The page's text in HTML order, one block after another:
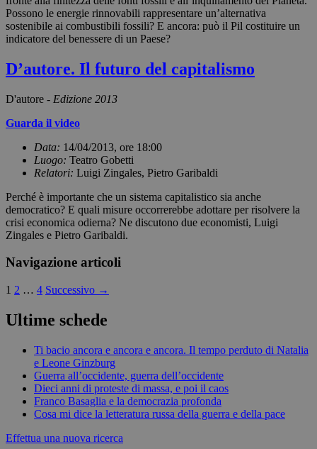
Possono le energie rinnovabili rappresentare un’alternativa
sostenibile ai combustibili fossili? E ancora: può il Pil costituire un
indicatore del benessere di un Paese?
D’autore. Il futuro del capitalismo
D'autore - Edizione 2013
Guarda il video
Data: 14/04/2013, ore 18:00
Luogo: Teatro Gobetti
Relatori: Luigi Zingales, Pietro Garibaldi
Perché è importante che un sistema capitalistico sia anche
democratico? E quali misure occorrerebbe adottare per risolvere la
crisi economica odierna? Ne discutono due economisti, Luigi
Zingales e Pietro Garibaldi.
Navigazione articoli
1 2 … 4 Successivo →
Ultime schede
Ti bacio ancora e ancora e ancora. Il tempo perduto di Natalia
e Leone Ginzburg
Guerra all’occidente, guerra dell’occidente
Dieci anni di proteste di massa, e poi il caos
Franco Basaglia e la democrazia profonda
Cosa mi dice la letteratura russa della guerra e della pace
Effettua una nuova ricerca